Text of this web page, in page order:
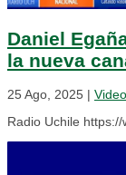
Daniel
la nueva
25 Ago, 2025 |
Radio Uchile